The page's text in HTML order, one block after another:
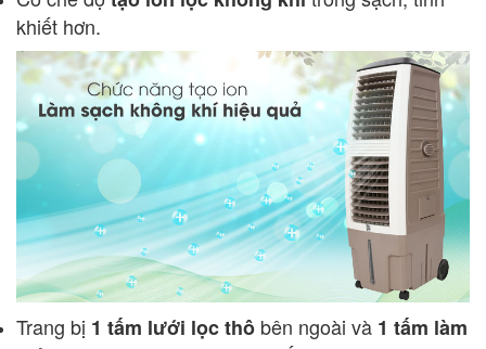
khiết hơn.
Trang bị 1 tấm lưới lọc thô bên ngoài và 1 tấm làm